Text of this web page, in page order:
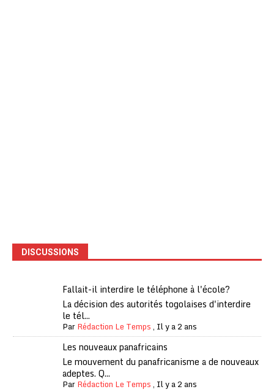
DISCUSSIONS
Fallait-il interdire le téléphone à l'école?
La décision des autorités togolaises d'interdire
le tél...
ParRédaction Le Temps, Il y a 2 ans
Les nouveaux panafricains
Le mouvement du panafricanisme a de nouveaux
adeptes. Q...
ParRédaction Le Temps, Il y a 2 ans